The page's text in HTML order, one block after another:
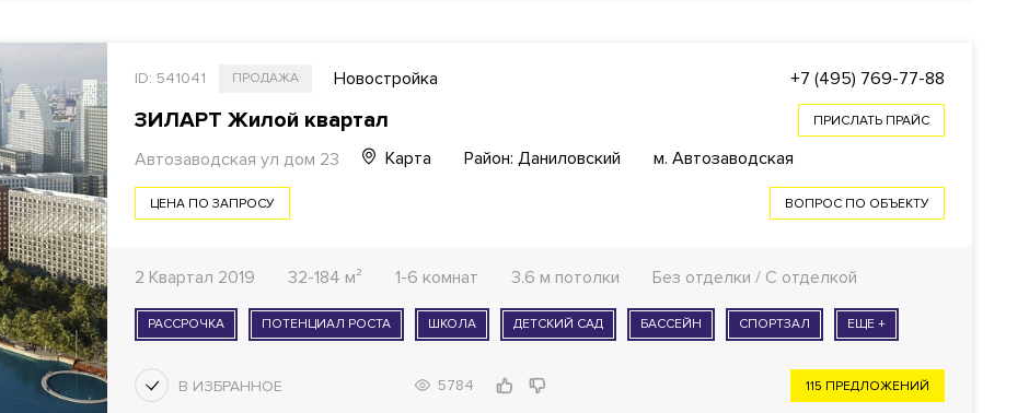
ID: 541041 ПРОДАЖА Новостройка +7 (495) 769-77-88
ПРИСЛАТЬ ПРАЙС
ЗИЛАРТ Жилой квартал
Автозаводская ул дом 23 Карта Район: Даниловский м. Автозаводская
ЦЕНА ПО ЗАПРОСУ ВОПРОС ПО ОБЪЕКТУ
2 Квартал 2019 32-184 м² 1-6 комнат 3.6 м потолки Без отделки / С отделкой
РАССРОЧКА ПОТЕНЦИАЛ РОСТА ШКОЛА ДЕТСКИЙ САД БАССЕЙН СПОРТЗАЛ ЕЩЕ +
5784 115 ПРЕДЛОЖЕНИЙ